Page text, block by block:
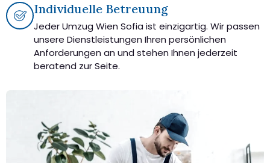
Individuelle Betreuung
Jeder Umzug Wien Sofia ist einzigartig. Wir passen
unsere Dienstleistungen Ihren persönlichen
Anforderungen an und stehen Ihnen jederzeit
beratend zur Seite.